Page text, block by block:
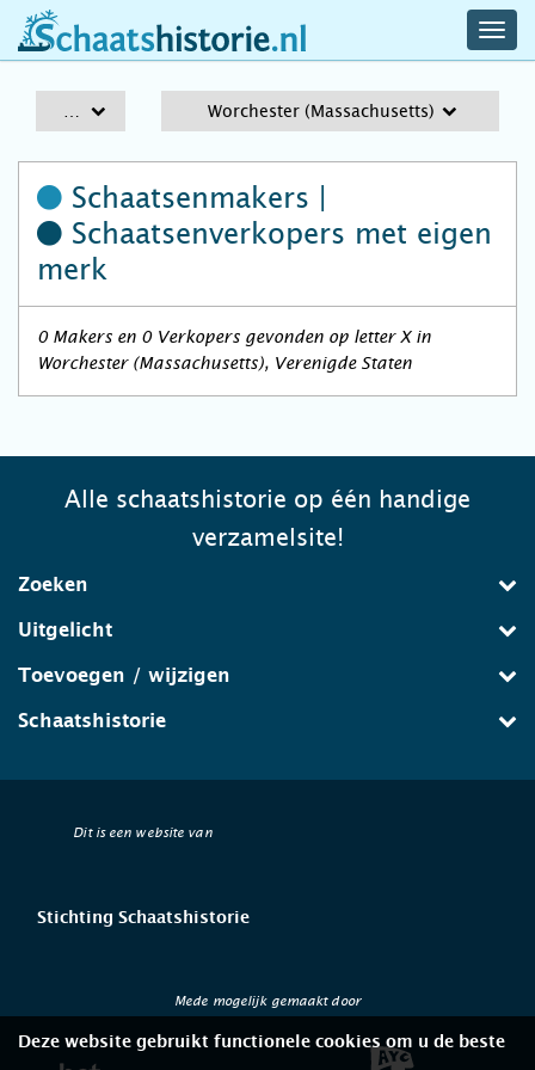
schaatshistorie.nl
Worchester (Massachusetts)
Schaatsenmakers |
Schaatsenverkopers met eigen
merk
0 Makers en 0 Verkopers gevonden op letter X in
Worchester (Massachusetts), Verenigde Staten
Alle schaatshistorie op één handige
verzamelsite!
Zoeken
Uitgelicht
Toevoegen / wijzigen
Schaatshistorie
Dit is een website van
Stichting Schaatshistorie
Mede mogelijk gemaakt door
Deze website gebruikt functionele cookies om u de beste